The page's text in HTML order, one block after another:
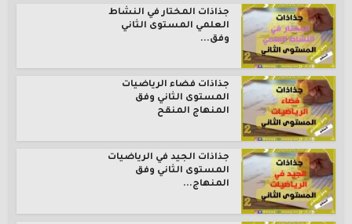
جذاذات المختار في النشاط
العلمي المستوى الثاني
وفق...
جذاذات فضاء الرياضيات
المستوى الثاني وفق
المنهاج المنقح
جذاذات الجيد في الرياضيات
المستوى الثاني وفق
المنهاج...